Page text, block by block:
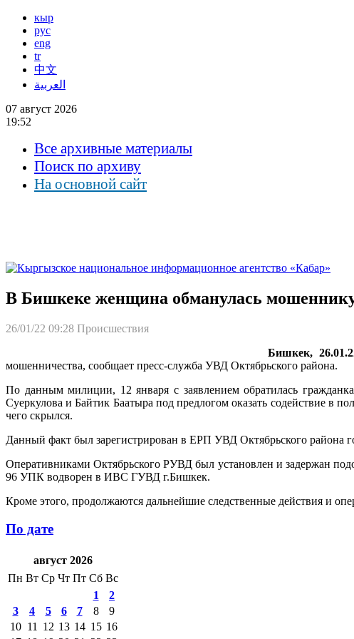
кыр
рус
eng
tr
中文
العربية
07 август 2026
19:52
Все архивные материалы
Поиск по архиву
На основной сайт
В Бишкеке женщина обманулась
26/01/22 09:28 Происшествия
Бишкек,
мошенничества, сообщает пресс-служба УВД Октябрьского района.
По данным милиции, 12 января с заявлением обратилась
Суеркулова и Байтик Баатыра под предлогом оказать содействие в
чего скрылся.
Данный факт был зарегистрирован в ЕРП УВД Октябрьского района
Оперативниками Октябрьского РУВД был установлен и задержан
96 УПК водворен в ИВС ГУВД г.Бишкек.
Кроме этого, продолжаются дальнейшие следственные действия и
По дате
август 2026
Пн Вт Ср Чт Пт Сб Вс
1
2
3
4 5 6 7 8
9
10 11 12 13 14 15 16